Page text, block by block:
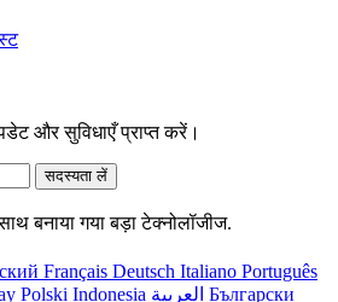
और सुविधाएँ प्राप्त करें।
सदस्यता लें
बनाया गयाबड़ा टेक्नोलॉजीज.
Français Deutsch Italiano Português
Polski Indonesia Български